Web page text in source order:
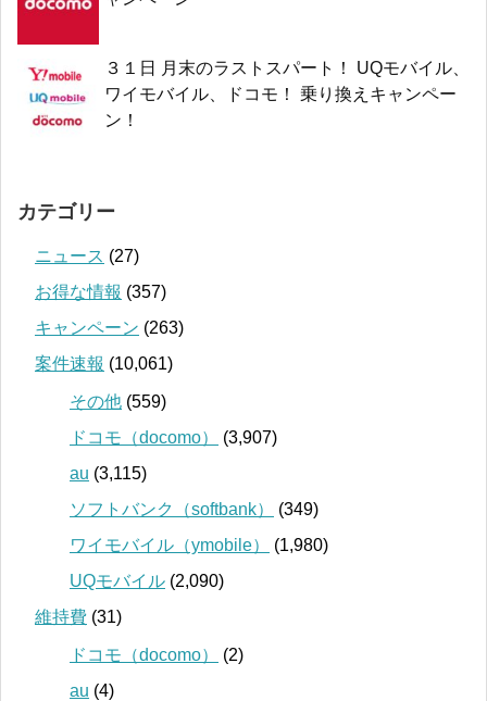
３１日 月末のラストスパート！ UQモバイル、
ワイモバイル、ドコモ！ 乗り換えキャンペー
ン！
カテゴリー
ニュース (27)
お得な情報 (357)
キャンペーン (263)
案件速報 (10,061)
その他 (559)
ドコモ（docomo）
(3,907)
au (3,115)
ソフトバンク（softbank）
(349)
ワイモバイル（ymobile）
(1,980)
UQモバイル (2,090)
維持費 (31)
ドコモ（docomo）
(2)
au (4)